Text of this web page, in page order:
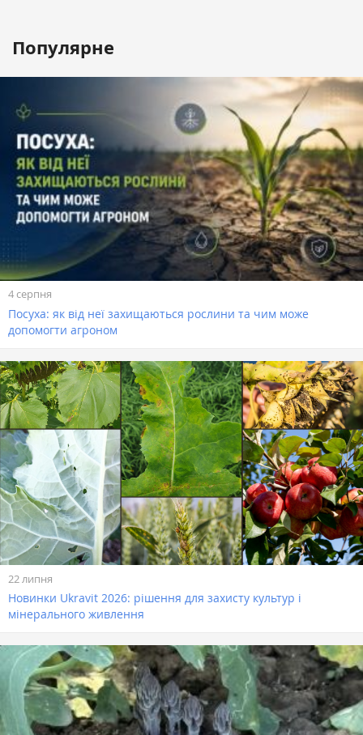
Популярне
4 серпня
Посуха: як від неї захищаються рослини та чим може
допомогти агроном
22 липня
Новинки Ukravit 2026: рішення для захисту культур і
мінерального живлення